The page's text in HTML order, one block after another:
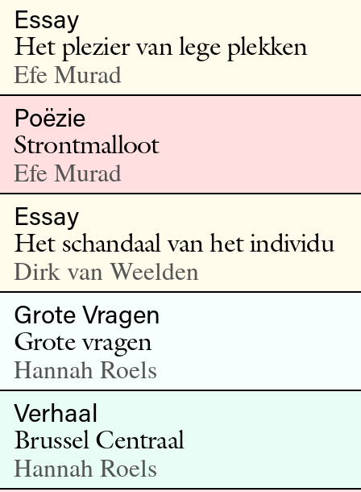
Essay
Het plezier van lege plekken
Efe Murad
Poëzie
Strontmalloot
Efe Murad
Essay
Het schandaal van het individu
Dirk van Weelden
Grote Vragen
Grote vragen
Hannah Roels
Verhaal
Brussel Centraal
Hannah Roels